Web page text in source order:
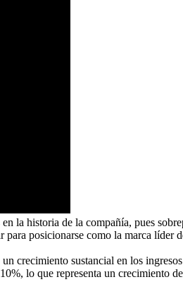
la historia de la compañía, pues
posicionarse como la marca líder
crecimiento sustancial en los
lo que representa un crecimiento